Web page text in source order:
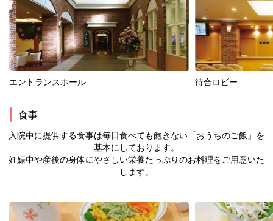
エントランスホール 待合ロビー
食事
入院中に提供する食事は毎日食べても飽きない「おうちのご飯」を
基本にしております。
妊娠中や産後の身体にやさしい栄養たっぷりのお料理をご用意いた
します。